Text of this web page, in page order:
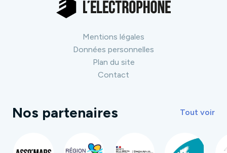
Mentions légales
Données personnelles
Plan du site
Contact
Nos partenaires Tout voir